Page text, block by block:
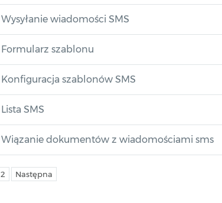
Wysyłanie wiadomości SMS
Formularz szablonu
Konfiguracja szablonów SMS
Lista SMS
Wiązanie dokumentów z wiadomościami sms
2 Następna